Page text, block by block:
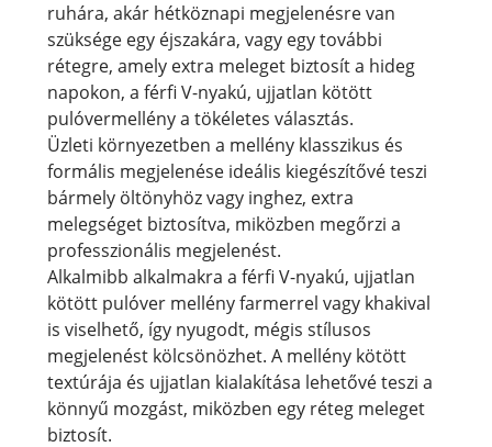
ruhára, akár hétköznapi megjelenésre van
szüksége egy éjszakára, vagy egy további
rétegre, amely extra meleget biztosít a hideg
napokon, a férfi V-nyakú, ujjatlan kötött
pulóvermellény a tökéletes választás.
Üzleti környezetben a mellény klasszikus és
formális megjelenése ideális kiegészítővé teszi
bármely öltönyhöz vagy inghez, extra
melegséget biztosítva, miközben megőrzi a
professzionális megjelenést.
Alkalmibb alkalmakra a férfi V-nyakú, ujjatlan
kötött pulóver mellény farmerrel vagy khakival
is viselhető, így nyugodt, mégis stílusos
megjelenést kölcsönözhet. A mellény kötött
textúrája és ujjatlan kialakítása lehetővé teszi a
könnyű mozgást, miközben egy réteg meleget
biztosít.